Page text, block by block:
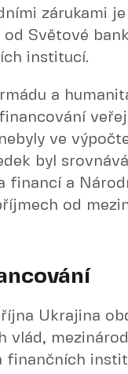
zárukami
Světové
institucí.
a
ve
byl
financí a
od
Ukrajina
vlád,
finančních